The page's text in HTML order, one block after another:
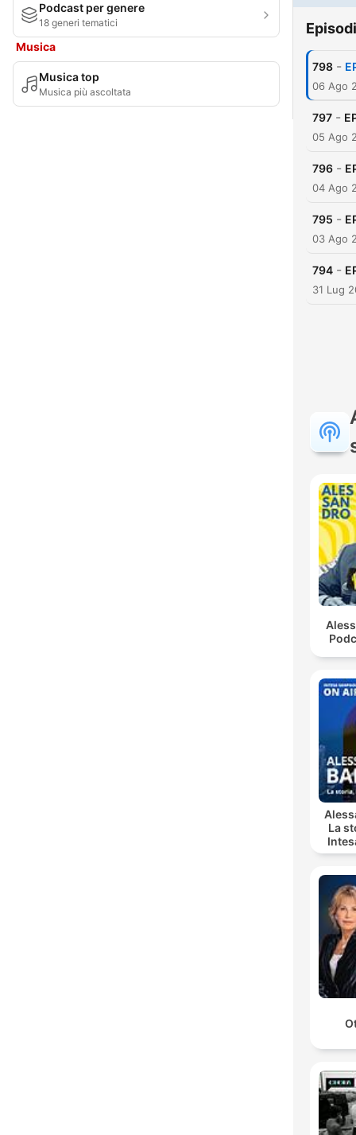
Podcast per genere
18 generi tematici
Musica
Musica top
Musica più ascoltata
Episodi
798 -
06 Ago
797 -
05 Ago
796 -
04 Ago
795 -
03 Ago
794 -
31 Lug
La